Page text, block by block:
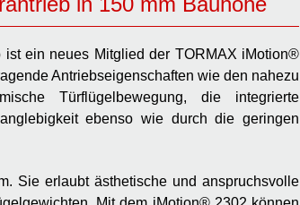
ein neues Mitglied der TORMAX iMotion®
Antriebseigenschaften wie den nahezu
Türflügelbewegung, die integrierte
ebenso wie durch die geringen
Sie erlaubt ästhetische und anspruchsvolle